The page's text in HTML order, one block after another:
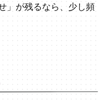
」が残るなら、少し頻